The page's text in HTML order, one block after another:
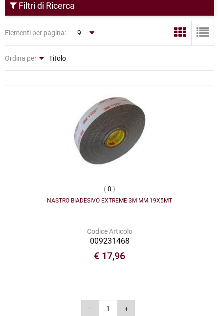
Filtri di Ricerca
Elementi per pagina:
Ordina per
(0 )
NASTRO BIADESIVO EXTREME 3M MM 19X5MT
Codice Articolo
009231468
€ 17,96